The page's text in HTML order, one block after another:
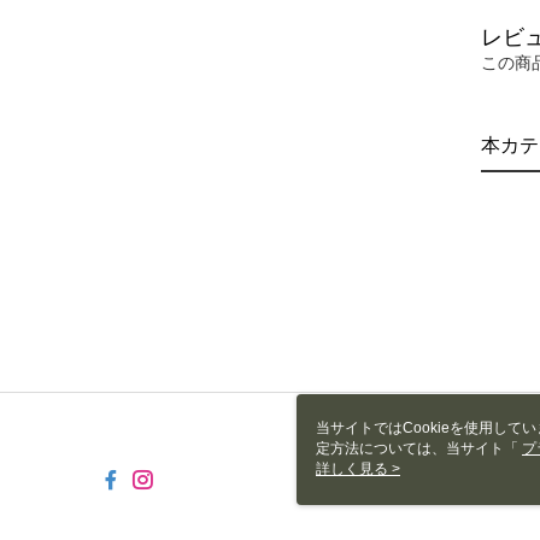
レビ
この商
本カ
当サイトではCookieを使用して
定方法については、当サイト「 プ
き使用される場合、当社がサイ
詳しく見る >